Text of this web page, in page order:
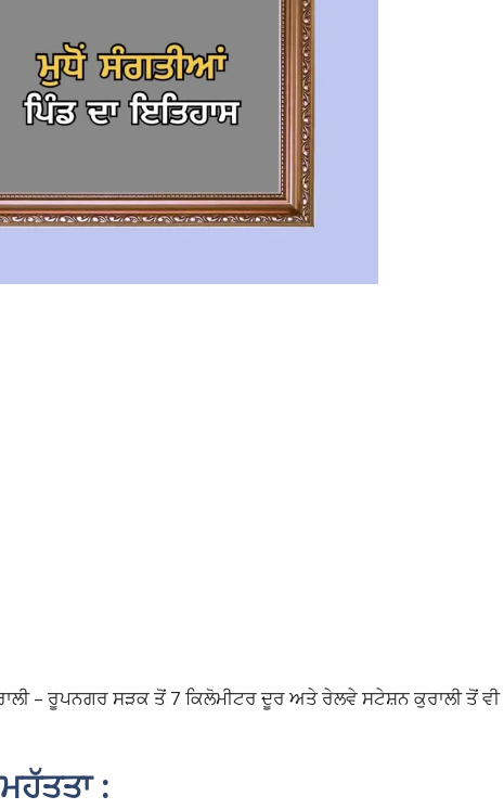
– ਰੂਪਨਗਰ ਸੜਕ ਤੋਂ 7 ਕਿਲੋਮੀਟਰ ਦੂਰ ਅਤੇ ਰੇਲਵੇ ਸਟੇਸ਼ਨ ਕੁਰਾਲੀ ਤੋਂ ਵੀ
: